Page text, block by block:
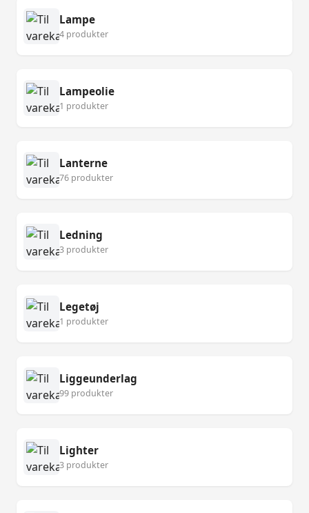
Lampe
4 produkter
Lampeolie
1 produkter
Lanterne
76 produkter
Ledning
3 produkter
Legetøj
1 produkter
Liggeunderlag
99 produkter
Lighter
3 produkter